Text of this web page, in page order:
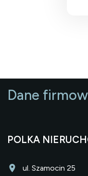
Dane
POLKA
ul. Szamocin 25